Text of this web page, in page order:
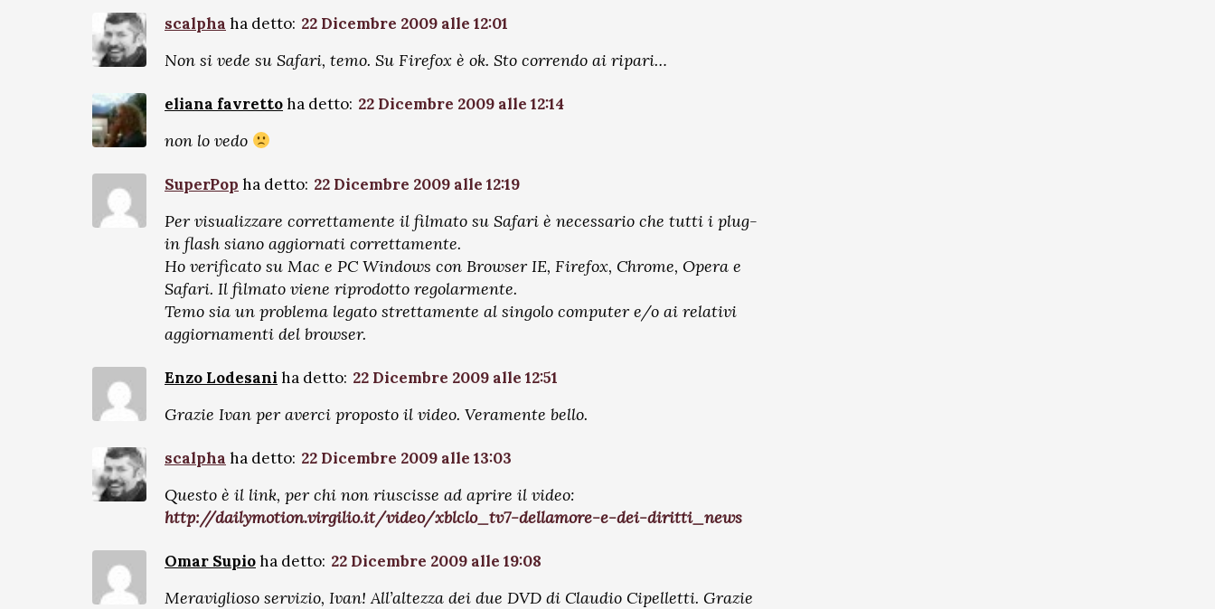
scalpha ha detto: 22 Dicembre 2009 alle 12:01
Non si vede su Safari, temo. Su Firefox è ok. Sto correndo ai ripari…
eliana favrettoha detto: 22 Dicembre 2009 alle 12:14
non lo vedo
SuperPop ha detto: 22 Dicembre 2009 alle 12:19
Per visualizzare correttamente il filmato su Safari è necessario che tutti i plug-
in flash siano aggiornati correttamente.
Ho verificato su Mac e PC Windows con Browser IE, Firefox, Chrome, Opera e
Safari. Il filmato viene riprodotto regolarmente.
Temo sia un problema legato strettamente al singolo computer e/o ai relativi
aggiornamenti del browser.
Enzo Lodesani ha detto: 22 Dicembre 2009 alle 12:51
Grazie Ivan per averci proposto il video. Veramente bello.
scalpha ha detto: 22 Dicembre 2009 alle 13:03
Questo è il link, per chi non riuscisse ad aprire il video:
http://dailymotion.virgilio.it/video/xblclo_tv7-dellamore-e-dei-diritti_news
Omar Supioha detto: 22 Dicembre 2009 alle 19:08
Meraviglioso servizio, Ivan! All’altezza dei due DVD di Claudio Cipelletti. Grazie